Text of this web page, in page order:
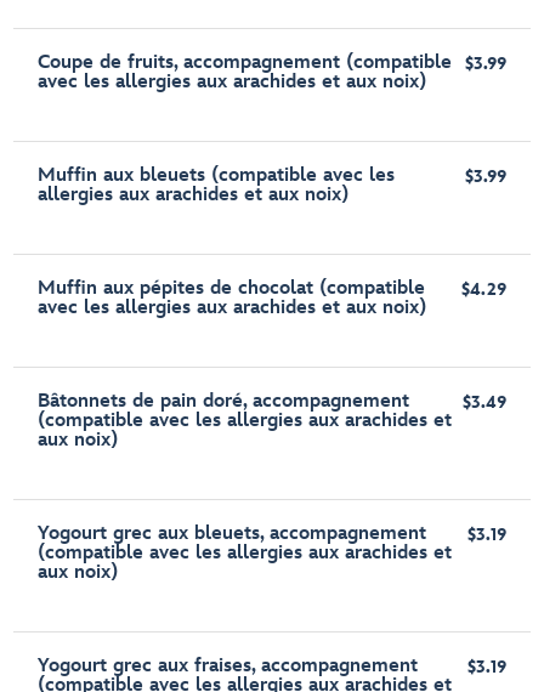
Coupe de fruits, accompagnement (compatible
avec les allergies aux arachides et aux noix)
$3.99
Muffin aux bleuets (compatible avec les
allergies aux arachides et aux noix)
$3.99
Muffin aux pépites de chocolat (compatible
avec les allergies aux arachides et aux noix)
$4.29
Bâtonnets de pain doré, accompagnement
(compatible avec les allergies aux arachides et
aux noix)
$3.49
Yogourt grec aux bleuets, accompagnement
(compatible avec les allergies aux arachides et
aux noix)
$3.19
Yogourt grec aux fraises, accompagnement
(compatible avec les allergies aux arachides et
$3.19